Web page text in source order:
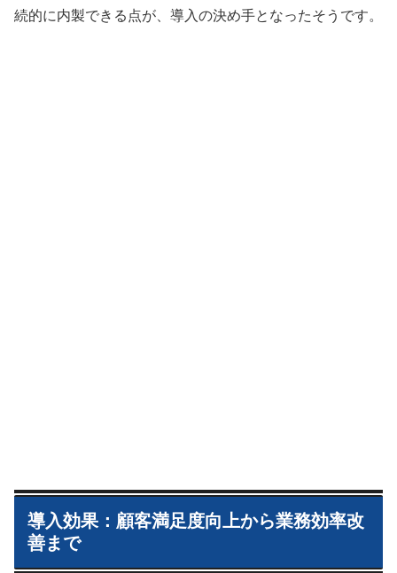
続的に内製できる点が、導入の決め手となったそうです。
導入効果：顧客満足度向上から業務効率改
善まで